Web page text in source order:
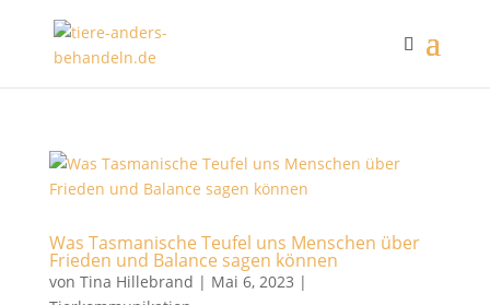
Was Tasmanische Teufel uns Menschen über
Frieden und Balance sagen können
von Tina Hillebrand | Mai 6, 2023 |